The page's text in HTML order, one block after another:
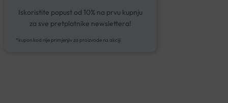
Iskoristite popust od 10% na prvu kupnju
za sve pretplatnike newslettera!
*kupon kod nije primjenjiv za proizvode na akciji